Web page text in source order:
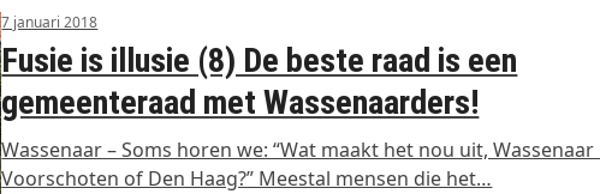
7 januari 2018
Fusie is illusie (8) De beste raad is een
gemeenteraad met Wassenaarders!
Wassenaar – Soms horen we: “Wat maakt het nou uit, Wassenaar
Voorschoten of Den Haag?” Meestal mensen die het…